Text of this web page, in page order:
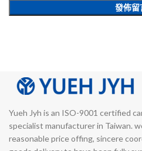
Yueh Jyh is an ISO-9001 certified
specialist manufacturer in Taiwan.
reasonable price offing, sincere